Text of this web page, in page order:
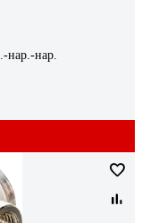
нар.-нар.